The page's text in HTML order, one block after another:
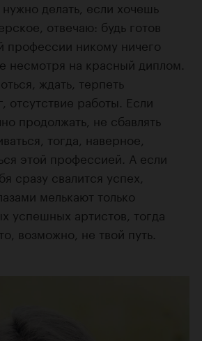
делать, если хочешь
отвечаю: будь готов
профессии никому ничего
несмотря на красный диплом.
ждать, терпеть
отсутствие работы. Если
продолжать, не сбавлять
тогда, наверное,
этой профессией. А если
сразу свалится успех,
мелькают только
успешных артистов, тогда
возможно, не твой путь.